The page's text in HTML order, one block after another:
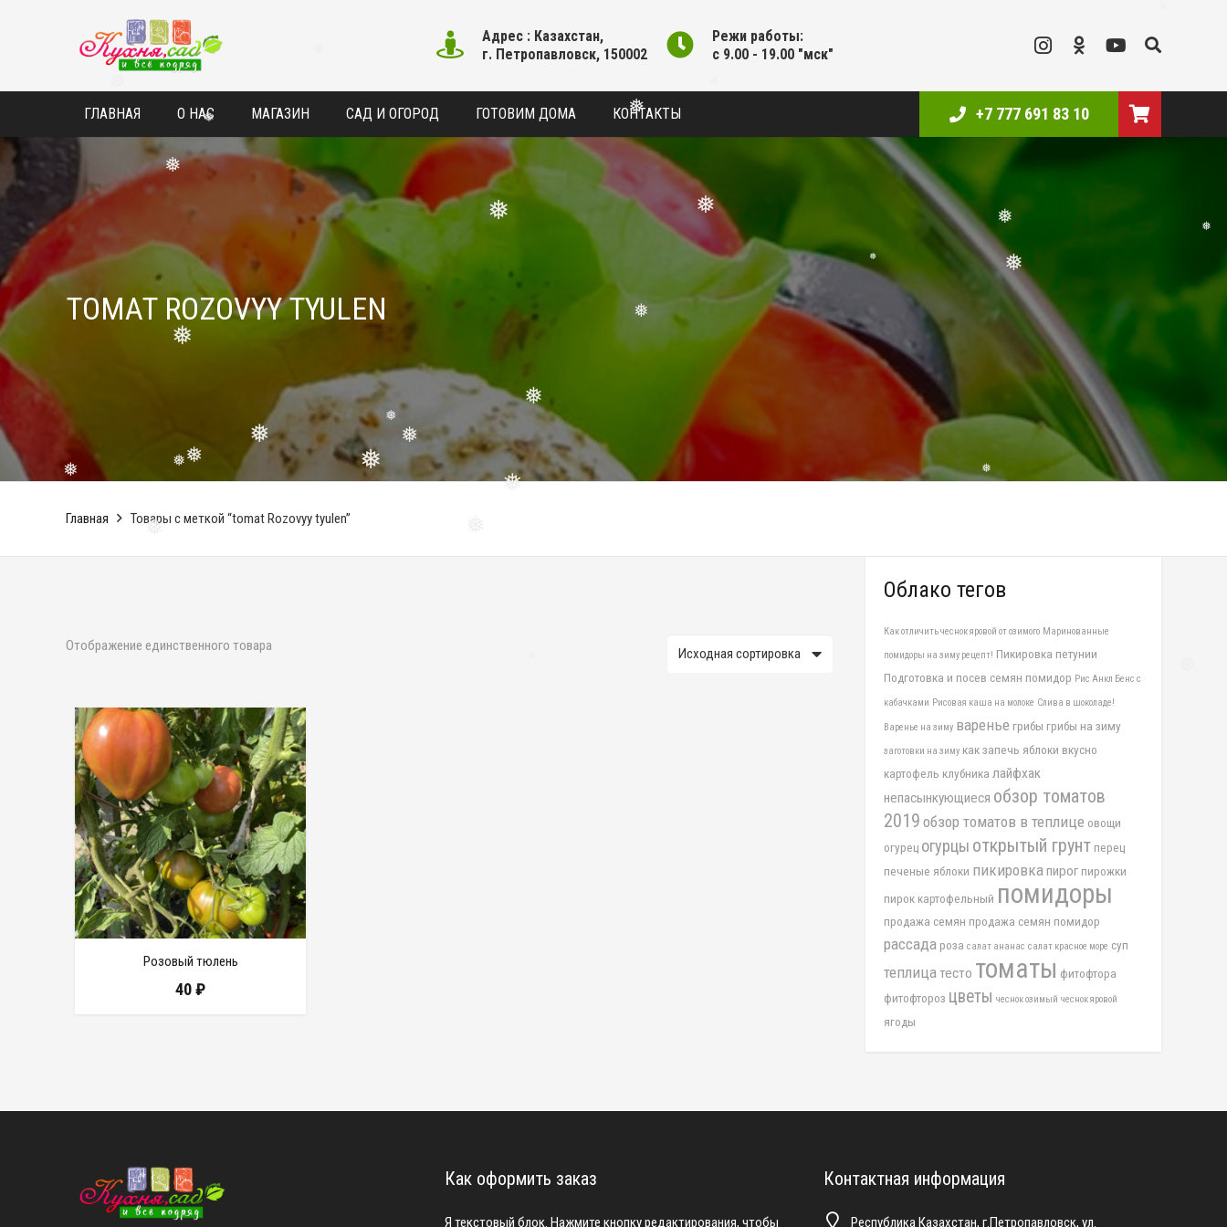
❅
❅
❅
❅
❅
❅
❅
❅
❅
❅
❅
❅
❅
Адрес : Казахстан,
г. Петропавловск, 150002
Режи работы:
с 9.00 - 19.00 "мск"
ГЛАВНАЯ О НАС МАГАЗИН САД И ОГОРОД ГОТОВИМ ДОМА КОНТАКТЫ +7 777 691 83 10
TOMAT ROZOVYY TYULEN
Главная Товары с меткой “tomat Rozovyy tyulen”
Отображение единственного товара
Розовый тюлень
40₽
Облако тегов
Как отличить чеснок яровой от озимого Маринованные
помидоры на зиму рецепт! Пикировка петунии
Подготовка и посев семян помидор Рис Анкл Бенс с
кабачками Рисовая каша на молоке Слива в шоколаде!
Варенье на зиму варенье грибы грибы на зиму
заготовки на зиму как запечь яблоки вкусно
картофель клубника лайфхак
непасынкующиеся обзор томатов
2019 обзор томатов в теплице овощи
огурец огурцы открытый грунт перец
печеные яблоки пикировкапирог пирожки
пирок картофельный помидоры
продажа семян продажа семян помидор
рассада роза салат ананас салат красное море суп
теплицатесто томаты фитофтора
фитофтороз цветы чеснок озимый чеснок яровой
ягоды
Как оформить заказ
Я текстовый блок. Нажмите кнопку редактирования, чтобы
Контактная информация
Республика Казахстан, г.Петропавловск, ул.